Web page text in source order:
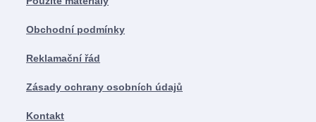
Obchodní podmínky
Reklamační řád
Zásady ochrany osobních údajů
Kontakt